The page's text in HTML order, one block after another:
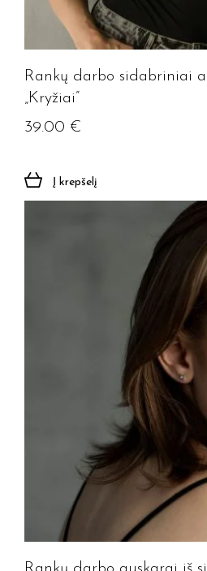
Rankų darbo sidabriniai
„Kryžiai”
39.00 €
Į krepšelį